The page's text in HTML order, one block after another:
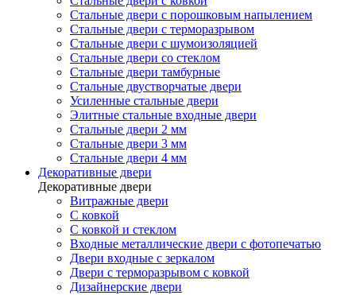
Стальные двери с порошковым напылением
Стальные двери с терморазрывом
Стальные двери с шумоизоляцией
Стальные двери со стеклом
Стальные двери тамбурные
Стальные двустворчатые двери
Усиленные стальные двери
Элитные стальные входные двери
Стальные двери 2 мм
Стальные двери 3 мм
Стальные двери 4 мм
Декоративные двери
Декоративные двери
Витражные двери
С ковкой
С ковкой и стеклом
Входные металлические двери с фотопечатью
Двери входные с зеркалом
Двери с терморазрывом с ковкой
Дизайнерские двери